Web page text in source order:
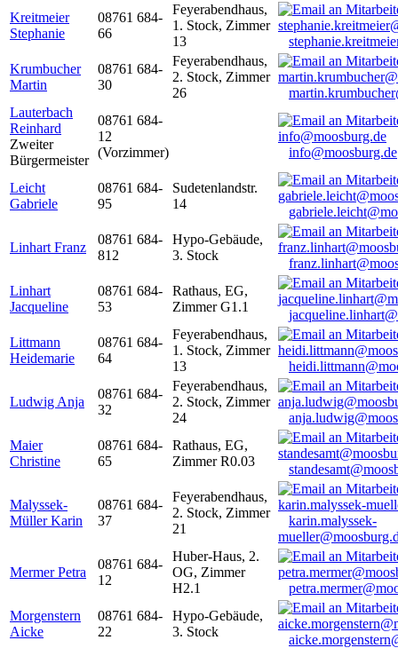
Kreitmeier
Stephanie
08761 684-
66
Feyerabendhaus,
1. Stock, Zimmer
13
Krumbucher
Martin
08761 684-
30
Feyerabendhaus,
2. Stock, Zimmer
26
Lauterbach
Reinhard
Zweiter
Bürgermeister
08761 684-
12
(Vorzimmer)
info@moosburg.de
Leicht
Gabriele
08761 684-
95
Sudetenlandstr.
14
Linhart Franz
08761 684-
812
Hypo-Gebäude,
3. Stock
Linhart
Jacqueline
08761 684-
53
Rathaus, EG,
Zimmer G1.1
Littmann
Heidemarie
08761 684-
64
Feyerabendhaus,
1. Stock, Zimmer
13
Ludwig Anja
08761 684-
32
Feyerabendhaus,
2. Stock, Zimmer
24
Maier
Christine
08761 684-
65
Rathaus, EG,
Zimmer R0.03
Malyssek-
Müller Karin
08761 684-
37
Feyerabendhaus,
2. Stock, Zimmer
21
karin.malyssek-
Mermer Petra
08761 684-
12
Huber-Haus, 2.
OG, Zimmer
H2.1
Morgenstern
Aicke
08761 684-
22
Hypo-Gebäude,
3. Stock